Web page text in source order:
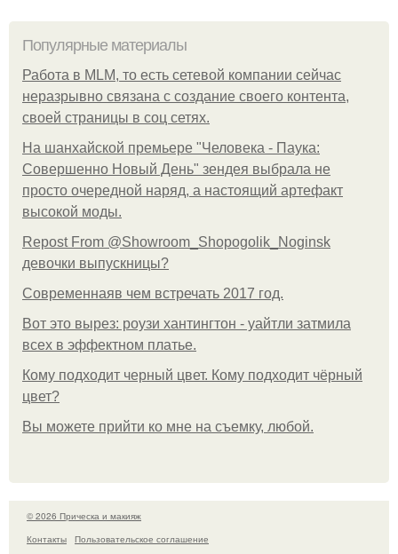
Популярные материалы
Работа в MLM, то есть сетевой компании сейчас
неразрывно связана с создание своего контента,
своей страницы в соц сетях.
На шанхайской премьере "Человека - Паука:
Совершенно Новый День" зендея выбрала не
просто очередной наряд, а настоящий артефакт
высокой моды.
Repost From @Showroom_Shopogolik_Noginsk
девочки выпускницы?
Современнаяв чем встречать 2017 год.
Вот это вырез: роузи хантингтон - уайтли затмила
всех в эффектном платьe.
Кому подходит черный цвет. Кому подходит чёрный
цвет?
Вы можете прийти ко мне на съемку, любой.
© 2026 Прическа и макияж
Контакты
Пользовательское соглашение